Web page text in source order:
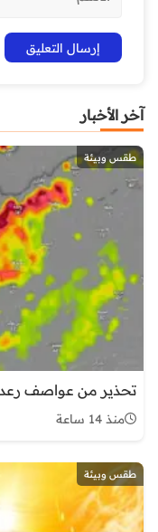
آخر الأخبار
طقس وبيئة
تحذير من عواصف
منذ 14 ساعة
طقس وبيئة